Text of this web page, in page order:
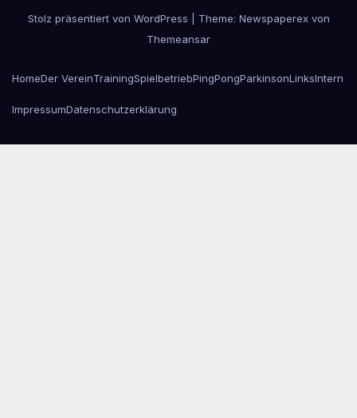
Stolz präsentiert von WordPress
Theme: Newspaperex von
Themeansar
HomeDer VereinTrainingSpielbetriebPingPongParkinsonLinksIntern
ImpressumDatenschutzerklärung